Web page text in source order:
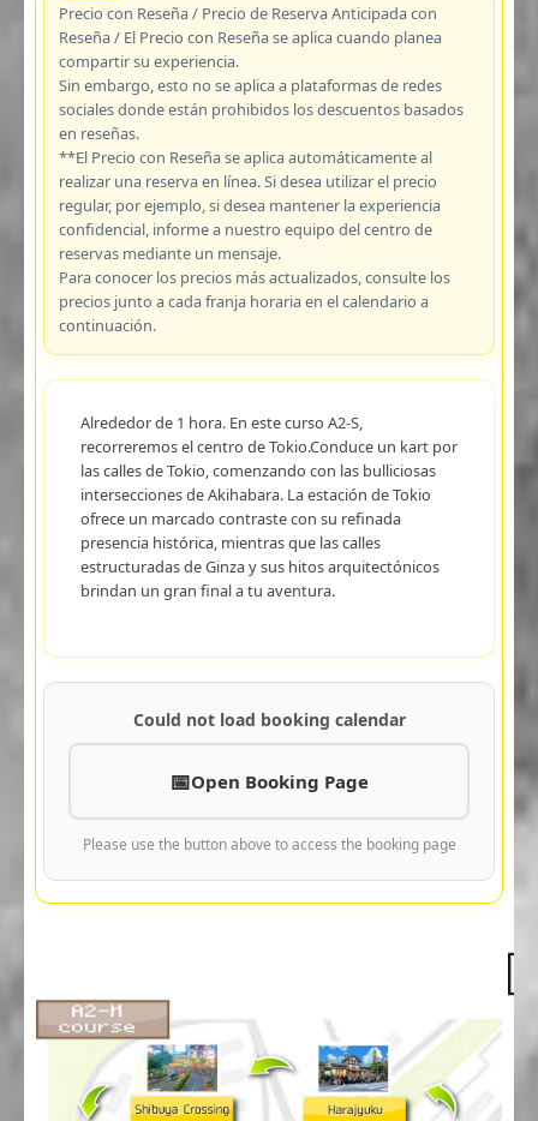
Precio con Reseña / Precio de Reserva Anticipada con
Reseña / El Precio con Reseña se aplica cuando planea
compartir su experiencia.
Sin embargo, esto no se aplica a plataformas de redes
sociales donde están prohibidos los descuentos basados
en reseñas.
**El Precio con Reseña se aplica automáticamente al
realizar una reserva en línea. Si desea utilizar el precio
regular, por ejemplo, si desea mantener la experiencia
confidencial, informe a nuestro equipo del centro de
reservas mediante un mensaje.
Para conocer los precios más actualizados, consulte los
precios junto a cada franja horaria en el calendario a
continuación.
Alrededor de 1 hora. En este curso A2-S,
recorreremos el centro de Tokio.Conduce un kart por
las calles de Tokio, comenzando con las bulliciosas
intersecciones de Akihabara. La estación de Tokio
ofrece un marcado contraste con su refinada
presencia histórica, mientras que las calles
estructuradas de Ginza y sus hitos arquitectónicos
brindan un gran final a tu aventura.
Could not load booking calendar
Open Booking Page
Please use the button above to access the booking page